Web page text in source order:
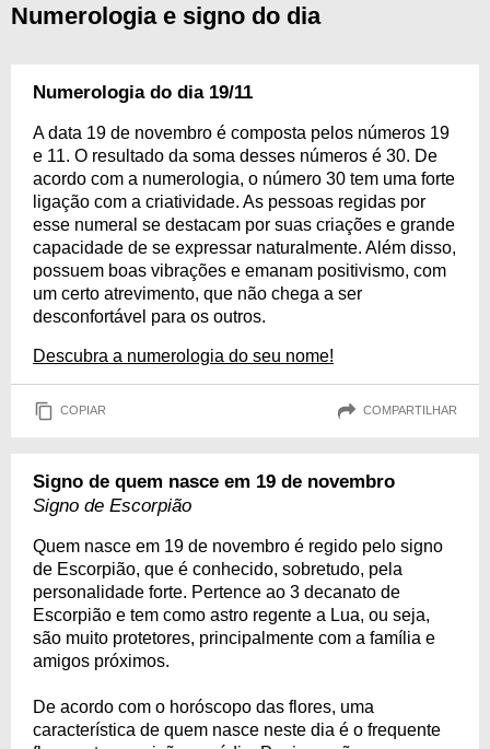
Numerologia e signo do dia
Numerologia do dia 19/11
A data 19 de novembro é composta pelos números 19
e 11. O resultado da soma desses números é 30. De
acordo com a numerologia, o número 30 tem uma forte
ligação com a criatividade. As pessoas regidas por
esse numeral se destacam por suas criações e grande
capacidade de se expressar naturalmente. Além disso,
possuem boas vibrações e emanam positivismo, com
um certo atrevimento, que não chega a ser
desconfortável para os outros.
Descubra a numerologia do seu nome!
COPIAR COMPARTILHAR
Signo de quem nasce em 19 de novembro
Signo de Escorpião
Quem nasce em 19 de novembro é regido pelo signo
de Escorpião, que é conhecido, sobretudo, pela
personalidade forte. Pertence ao 3 decanato de
Escorpião e tem como astro regente a Lua, ou seja,
são muito protetores, principalmente com a família e
amigos próximos.
De acordo com o horóscopo das flores, uma
característica de quem nasce neste dia é o frequente